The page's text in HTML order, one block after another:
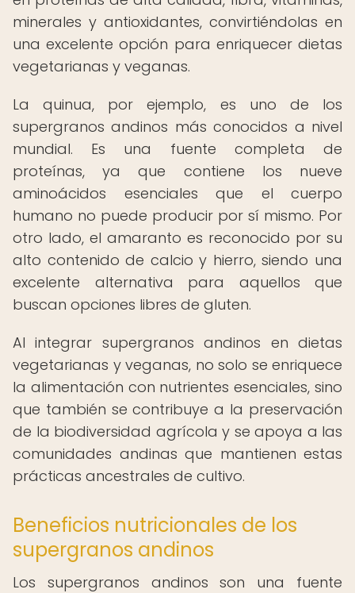
minerales y antioxidantes, convirtiéndolas en
una excelente opción para enriquecer dietas
vegetarianas y veganas.
La quinua, por ejemplo, es uno de los
supergranos andinos más conocidos a nivel
mundial. Es una fuente completa de
proteínas, ya que contiene los nueve
aminoácidos esenciales que el cuerpo
humano no puede producir por sí mismo. Por
otro lado, el amaranto es reconocido por su
alto contenido de calcio y hierro, siendo una
excelente alternativa para aquellos que
buscan opciones libres de gluten.
Al integrar supergranos andinos en dietas
vegetarianas y veganas, no solo se enriquece
la alimentación con nutrientes esenciales, sino
que también se contribuye a la preservación
de la biodiversidad agrícola y se apoya a las
comunidades andinas que mantienen estas
prácticas ancestrales de cultivo.
Beneficios nutricionales de los
supergranos andinos
Los supergranos andinos son una fuente